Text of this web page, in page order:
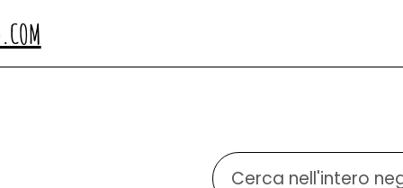
Cerca
Prodotto